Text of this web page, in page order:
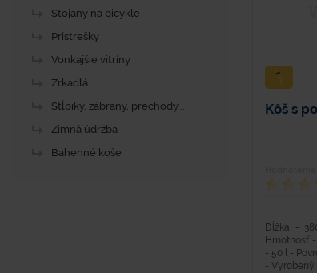
Kôš s
Dĺžka -
Hmotnosť
- 50 l -
- Vyrobený
Stojany na bicykle
Prístrešky
Vonkajšie vitríny
Zrkadlá
Stĺpiky, zábrany, prechody...
Zimná údržba
Bahenné koše